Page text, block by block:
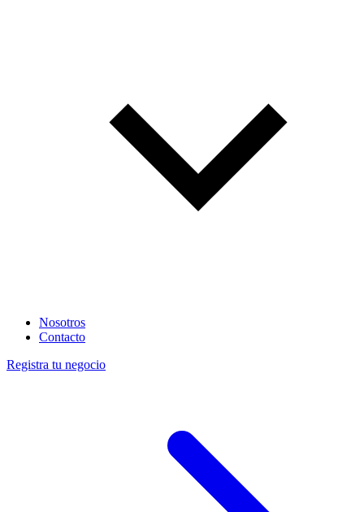
Nosotros
Contacto
Registra tu negocio